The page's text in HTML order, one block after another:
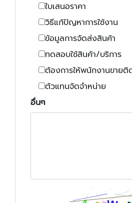
ใบเสนอราคา
วิธีแก้ปัญหาการใช้งาน
ข้อมูลการจัดส่งสินค้า
ทดสอบใช้สินค้า/บริการ
ต้องการให้พนักงานขาย
ตัวแทนจัดจำหน่าย
อื่นๆ